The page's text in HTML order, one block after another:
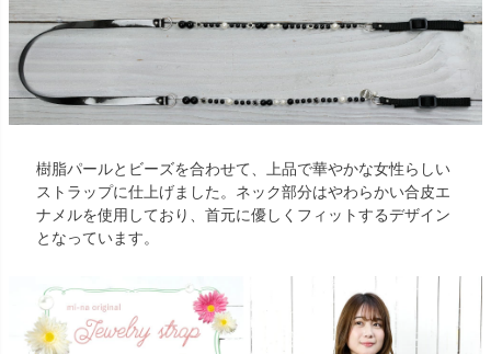
樹脂パールとビーズを合わせて、上品で華やかな女性らしい
ストラップに仕上げました。ネック部分はやわらかい合皮エ
ナメルを使用しており、首元に優しくフィットするデザイン
となっています。